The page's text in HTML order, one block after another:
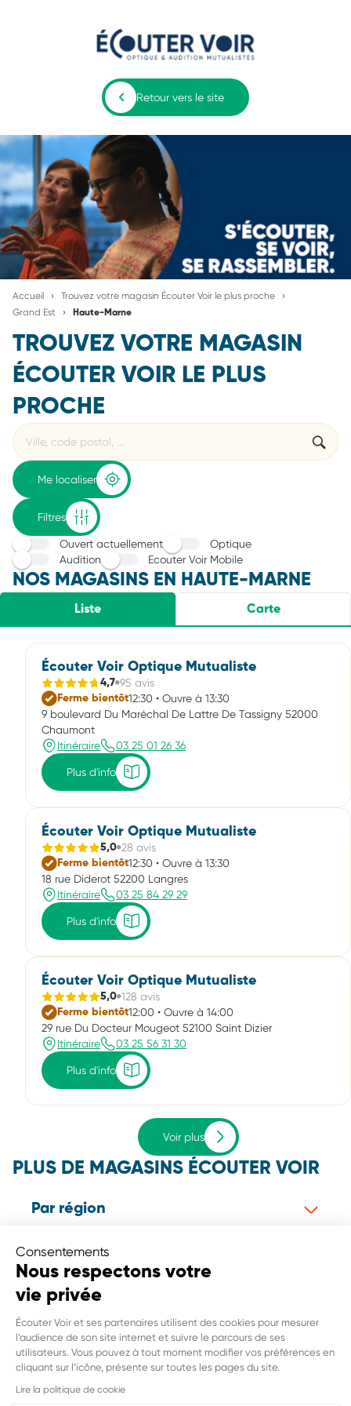
Consentements
Nous respectons votre
vie privée
Écouter Voir et ses partenaires utilisent des cookies pour mesurer
l’audience de son site internet et suivre le parcours de ses
utilisateurs. Vous pouvez à tout moment modifier vos préférences en
cliquant sur l’icône, présente sur toutes les pages du site.
Lire la politique de cookie
Retour vers le site
Accueil
Trouvez votre magasin Écouter Voir le plus proche
Grand Est
Haute-Marne
TROUVEZ VOTRE MAGASIN
ÉCOUTER VOIR LE PLUS
PROCHE
Rechercher
établissement
Veuillez
renseigner
une
adresse
{{count}}
résultat(s)
trouvé(s)
Me localiser
Filtres
Ouvert actuellement
Optique
Audition
Ecouter Voir Mobile
NOS MAGASINS EN HAUTE-MARNE
Liste Carte
Écouter Voir Optique Mutualiste
4,7 95 avis
Ferme bientôt12:30 • Ouvre à 13:30
9 boulevard Du Maréchal De Lattre De Tassigny 52000
Chaumont
Itinéraire
03 25 01 26 36
Plus d'info
Écouter Voir Optique Mutualiste
5,0 28 avis
Ferme bientôt12:30 • Ouvre à 13:30
18 rue Diderot 52200 Langres
Itinéraire
03 25 84 29 29
Plus d'info
Écouter Voir Optique Mutualiste
5,0 128 avis
Ferme bientôt12:00 • Ouvre à 14:00
29 rue Du Docteur Mougeot 52100 Saint Dizier
Itinéraire
03 25 56 31 30
Plus d'info
Voir plus
PLUS DE MAGASINS ÉCOUTER VOIR
Par région
Par département
Par ville
Tous les magasins Écouter Voir